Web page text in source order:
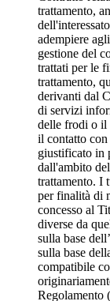
trattamento,
adempiere
gestione del
trattati per le
trattamento,
derivanti dal
di servizi
delle frodi o il
il contatto
giustificato in
dall'ambito
trattamento. I
per finalità di
concesso al
diverse da
sulla base
sulla base
compatibile
Regolamento